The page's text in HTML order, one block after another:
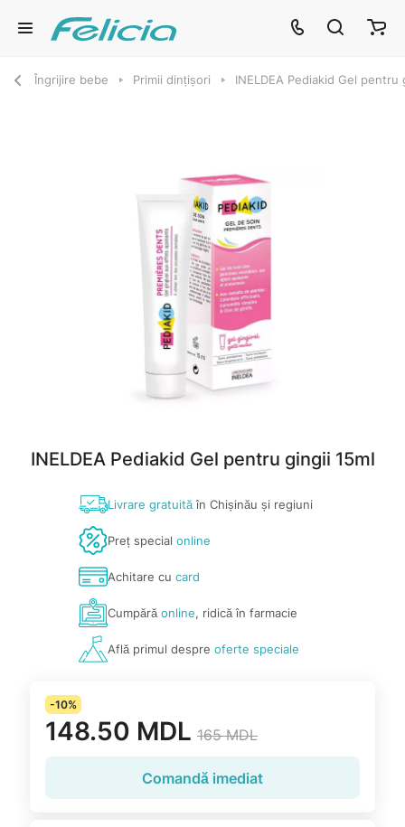
Îngrijire bebe Primii dințișori INELDEA Pediakid Gel pentru
INELDEA Pediakid Gel pentru gingii 15ml
Livrare gratuităîn Chișinău și regiuni
Preț special online
Achitare cu card
Cumpărăonline, ridică în farmacie
Află primul despre oferte speciale
-10%
148.50 MDL 165 MDL
Comandă imediat